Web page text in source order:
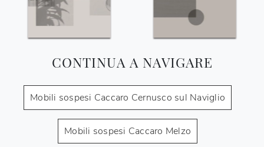
CONTINUA A NAVIGARE
Mobili sospesi Caccaro Cernusco sul Naviglio
Mobili sospesi Caccaro Melzo